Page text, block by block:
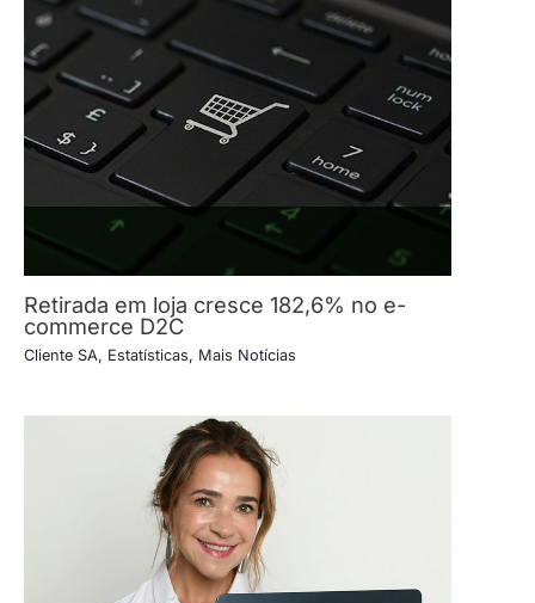
Retirada em loja cresce 182,6% no e-
commerce D2C
Cliente SA, Estatísticas, Mais Notícias